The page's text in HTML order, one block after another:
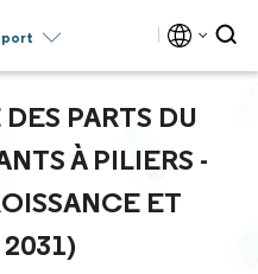
PARTS DU
À PILIERS -
ET